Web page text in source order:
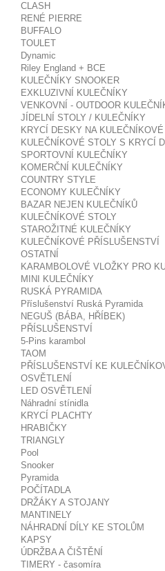
CLASH
RENÉ PIERRE
BUFFALO
TOULET
Dynamic
Riley England + BCE
KULEČNÍKY SNOOKER
EXKLUZIVNÍ KULEČNÍKY
VENKOVNÍ - OUTDOOR
JÍDELNÍ STOLY / KULEČNÍKY
KRYCÍ DESKY NA
KULEČNÍKOVÉ STOLY S KRYCÍ
SPORTOVNÍ KULEČNÍKY
KOMERČNÍ KULEČNÍKY
COUNTRY STYLE
ECONOMY KULEČNÍKY
BAZAR NEJEN KULEČNÍKŮ
KULEČNÍKOVÉ STOLY
STAROŽITNÉ KULEČNÍKY
KULEČNÍKOVÉ PŘÍSLUŠENSTVÍ
OSTATNÍ
KARAMBOLOVÉ VLOŽKY PRO
MINI KULEČNÍKY
RUSKÁ PYRAMIDA
Příslušenství Ruská Pyramida
NEGUŠ (BÁBA, HŘÍBEK)
PŘÍSLUŠENSTVÍ
5-Pins karambol
TAOM
PŘÍSLUŠENSTVÍ KE
OSVĚTLENÍ
LED OSVĚTLENÍ
Náhradní stínidla
KRYCÍ PLACHTY
HRABIČKY
TRIANGLY
Pool
Snooker
Pyramida
POČÍTADLA
DRŽÁKY A STOJANY
MANTINELY
NÁHRADNÍ DÍLY KE STOLŮM
KAPSY
ÚDRŽBA A ČIŠTĚNÍ
TIMERY - časomíra